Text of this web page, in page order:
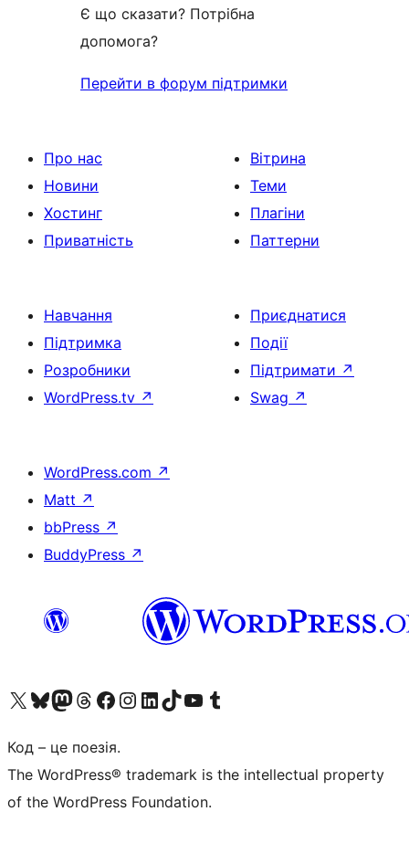
Є що сказати? Потрібна
допомога?
Перейти в форум підтримки
Про нас
Новини
Хостинг
Приватність
Вітрина
Теми
Плагіни
Паттерни
Навчання
Підтримка
Розробники
WordPress.tv ↗
Приєднатися
Події
Підтримати ↗
Swag ↗
WordPress.com ↗
Matt ↗
bbPress ↗
BuddyPress ↗
Visit our X (formerly Twitter) account
Visit our Bluesky account
Завітайте до нашої стрічки в Mastodon
Visit our Threads account
Завітайте на нашу сторінку в Facebook
Visit our Instagram account
Visit our LinkedIn account
Visit our TikTok account
Visit our YouTube channel
Visit our Tumblr account
Код – це поезія.
The WordPress® trademark is the intellectual property
of the WordPress Foundation.